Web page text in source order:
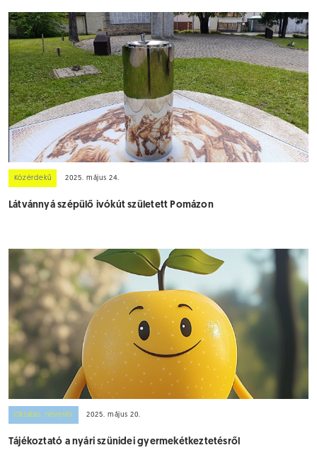
Közérdekű 2025. május 24.
Látvánnyá szépülő ivókút született Pomázon
Oktatás, nevelés 2025. május 20.
Tájékoztató a nyári szünidei gyermekétkeztetésről